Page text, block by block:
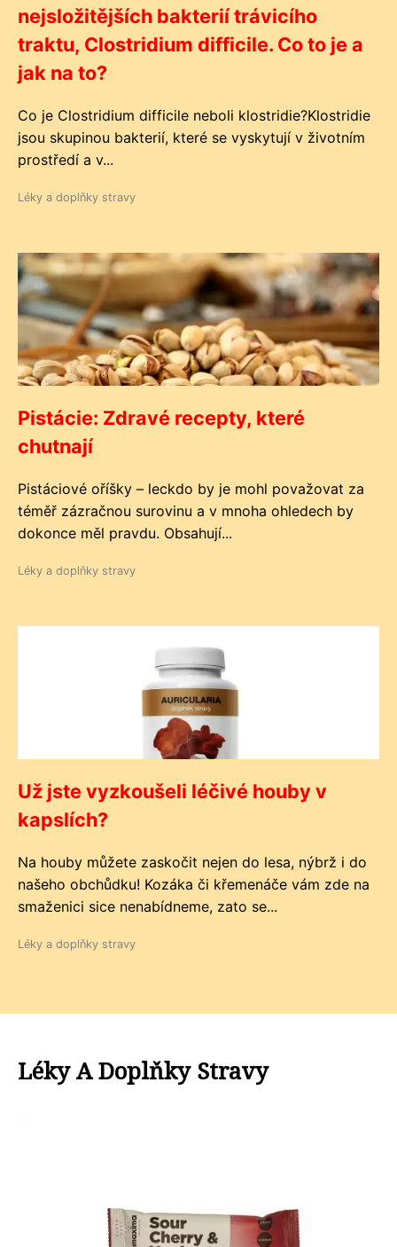
nejsložitějších bakterií trávicího
traktu, Clostridium difficile. Co to je a
jak na to?
Co je Clostridium difficile neboli klostridie?Klostridie
jsou skupinou bakterií, které se vyskytují v životním
prostředí a v...
Léky a doplňky stravy
Pistácie: Zdravé recepty, které
chutnají
Pistáciové oříšky – leckdo by je mohl považovat za
téměř zázračnou surovinu a v mnoha ohledech by
dokonce měl pravdu. Obsahují...
Léky a doplňky stravy
Už jste vyzkoušeli léčivé houby v
kapslích?
Na houby můžete zaskočit nejen do lesa, nýbrž i do
našeho obchůdku! Kozáka či křemenáče vám zde na
smaženici sice nenabídneme, zato se...
Léky a doplňky stravy
Léky A Doplňky Stravy